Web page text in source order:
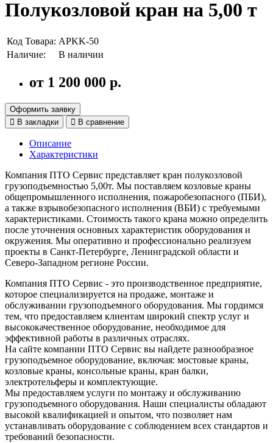
Полукозловой кран на 5,00 т
Код Товара: APKK-50
Наличие:
В наличии
от 1 200 000 р.
Оформить заявку
В закладки
В сравнение
Описание
Характеристики
Компания ПТО Сервис представляет кран полукозловой
грузоподъемностью 5,00т. Мы поставляем козловые краны
общепромышленного исполнения, пожаробезопасного (ПБИ),
а также взрывобезопасного исполнения (ВБИ) с требуемыми
характеристиками. Стоимость такого крана можно определить
после уточнения основных характеристик оборудования и
окружения. Мы оперативно и профессионально реализуем
проекты в Санкт-Петербурге, Ленинградской области и
Северо-Западном регионе России.
Компания ПТО Сервис - это производственное предприятие,
которое специализируется на продаже, монтаже и
обслуживании грузоподъемного оборудования. Мы гордимся
тем, что предоставляем клиентам широкий спектр услуг и
высококачественное оборудование, необходимое для
эффективной работы в различных отраслях.
На сайте компании ПТО Сервис вы найдете разнообразное
грузоподъемное оборудование, включая: мостовые краны,
козловые краны, консольные краны, кран балки,
электротельферы и комплектующие.
Мы предоставляем услуги по монтажу и обслуживанию
грузоподъемного оборудования. Наши специалисты обладают
высокой квалификацией и опытом, что позволяет нам
устанавливать оборудование с соблюдением всех стандартов и
требований безопасности.